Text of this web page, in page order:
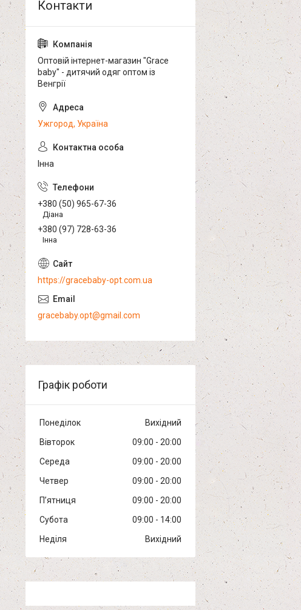
Оптовій інтернет-магазин "Grace
baby" - дитячий одяг оптом із
Венгрії
Ужгород, Україна
Інна
+380 (50) 965-67-36
Діана
+380 (97) 728-63-36
Інна
https://gracebaby-opt.com.ua
gracebaby.opt@gmail.com
Графік роботи
Понеділок
Вихідний
Вівторок
09:00
20:00
Середа
09:00
20:00
Четвер
09:00
20:00
Пʼятниця
09:00
20:00
Субота
09:00
14:00
Неділя
Вихідний